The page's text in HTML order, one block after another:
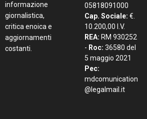
informazione
giornalistica,
critica enoica e
aggiornamenti
costanti.
05818091000
Cap. Sociale: €.
10.200,00 I.V.
REA: RM 930252
- Roc: 36580 del
5 maggio 2021
Pec:
mdcomunication
@legalmail.it